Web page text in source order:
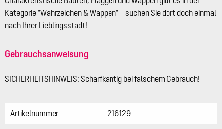
Kategorie "Wahrzeichen & Wappen" – suchen Sie dort doch einmal
nach Ihrer Lieblingsstadt!
Gebrauchsanweisung
SICHERHEITSHINWEIS: Scharfkantig bei falschem Gebrauch!
Artikelnummer 216129